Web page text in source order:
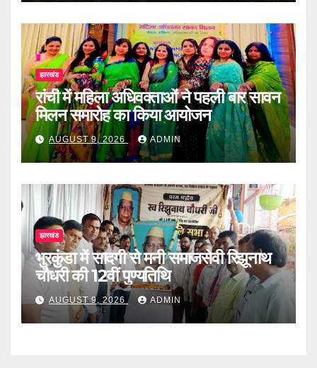
झारखंड
रांची में महिला अधिवक्ताओं ने पहली बार सावन
मिलन समारोह का किया आयोजन
AUGUST 9, 2026 ADMIN
झारखंड
भुरकुंडा में सादगी से मनी समाजसेवी रिझूनाथ
चौधरी की 12वीं पुण्यतिथि
AUGUST 9, 2026 ADMIN